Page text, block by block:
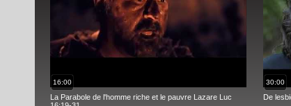
16:00
La Parabole de l'homme riche et le pauvre Lazare Luc
30:00
De